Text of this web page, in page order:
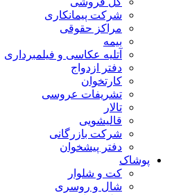
شرکت پیمانکاری
مراکز حقوقی
بیمه
آتلیه عکاسی و فیلمبرداری
دفتر ازدواج
کارتخوان
تشریفات عروسی
تالار
قالیشویی
شرکت بازرگانی
دفتر پیشخوان
پوشاک
کت و شلوار
شال و روسری